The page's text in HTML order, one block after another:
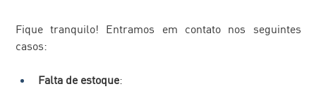
Fique tranquilo! Entramos em contato nos seguintes
casos:
Falta de estoque: